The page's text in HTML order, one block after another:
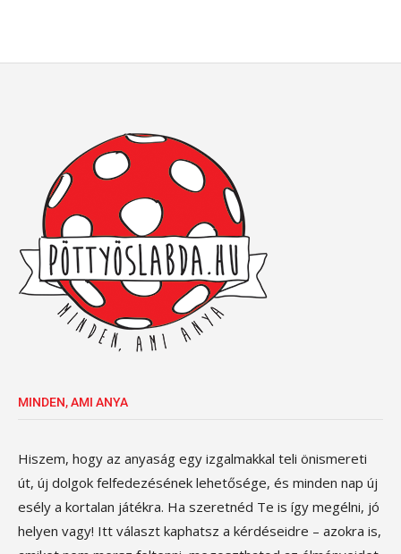
MINDEN, AMI ANYA
Hiszem, hogy az anyaság egy izgalmakkal teli önismereti
út, új dolgok felfedezésének lehetősége, és minden nap új
esély a kortalan játékra. Ha szeretnéd Te is így megélni, jó
helyen vagy! Itt választ kaphatsz a kérdéseidre – azokra is,